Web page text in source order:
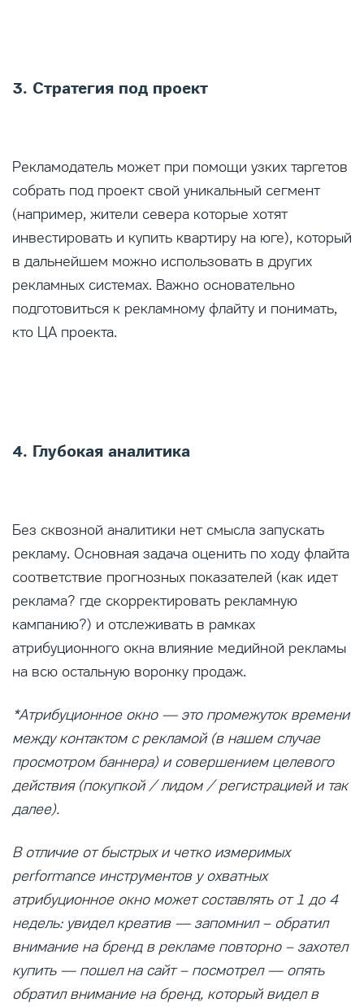
3. Стратегия под проект
Рекламодатель может при помощи узких таргетов
собрать под проект свой уникальный сегмент
(например, жители севера которые хотят
инвестировать и купить квартиру на юге), который
в дальнейшем можно использовать в других
рекламных системах. Важно основательно
подготовиться к рекламному флайту и понимать,
кто ЦА проекта.
4. Глубокая аналитика
Без сквозной аналитики нет смысла запускать
рекламу. Основная задача оценить по ходу флайта
соответствие прогнозных показателей (как идет
реклама? где скорректировать рекламную
кампанию?) и отслеживать в рамках
атрибуционного окна влияние медийной рекламы
на всю остальную воронку продаж.
*Атрибуционное окно — это промежуток времени
между контактом с рекламой (в нашем случае
просмотром баннера) и совершением целевого
действия (покупкой / лидом / регистрацией и так
далее).
В отличие от быстрых и четко измеримых
performance инструментов у охватных
атрибуционное окно может составлять от 1 до 4
недель: увидел креатив — запомнил – обратил
внимание на бренд в рекламе повторно – захотел
купить — пошел на сайт – посмотрел — опять
обратил внимание на бренд, который видел в